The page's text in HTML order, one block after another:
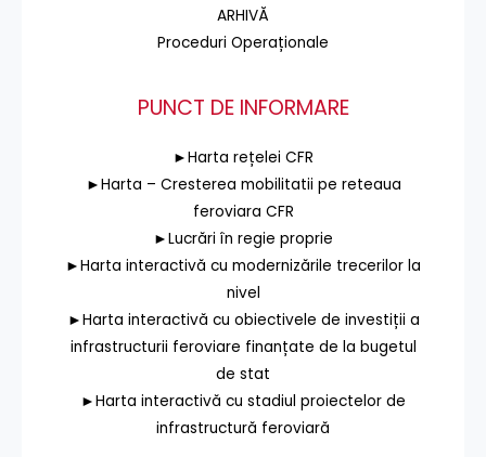
ARHIVĂ
Proceduri Operaționale
PUNCT DE INFORMARE
►Harta rețelei CFR
►Harta – Cresterea mobilitatii pe reteaua
feroviara CFR
►Lucrări în regie proprie
►Harta interactivă cu modernizările trecerilor la
nivel
►Harta interactivă cu obiectivele de investiții a
infrastructurii feroviare finanțate de la bugetul
de stat
►Harta interactivă cu stadiul proiectelor de
infrastructură feroviară